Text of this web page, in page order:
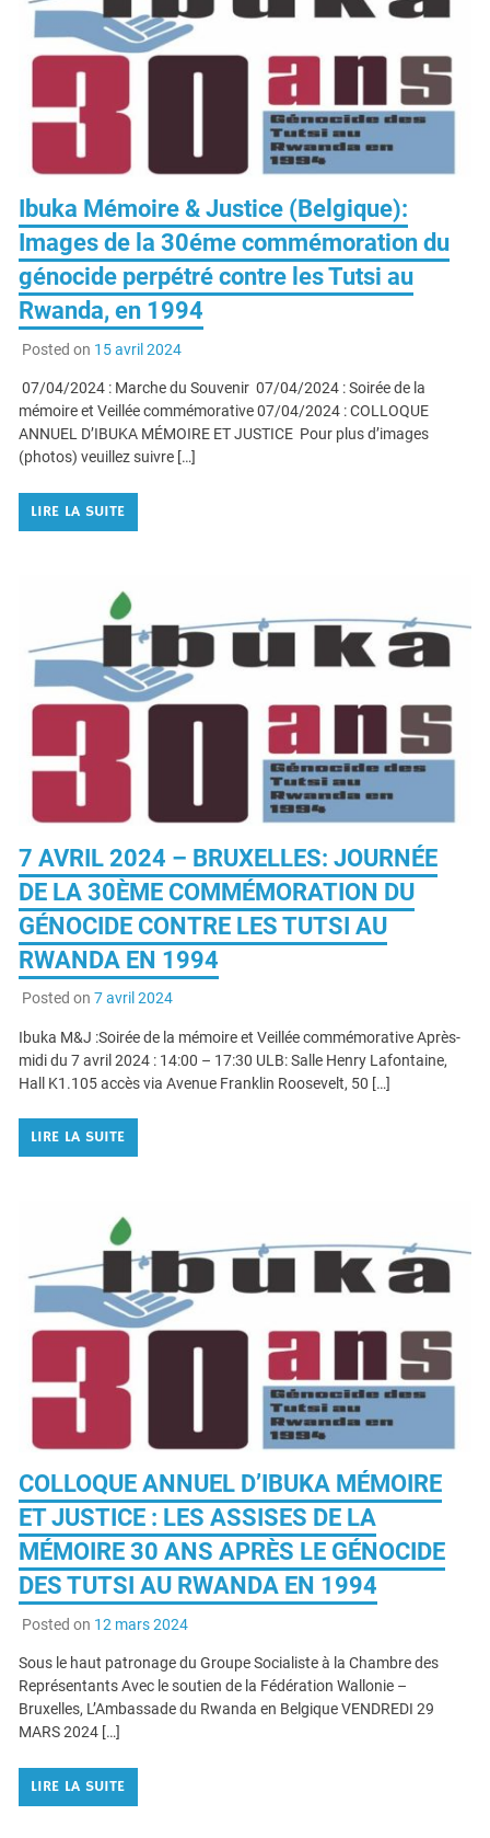
Ibuka Mémoire & Justice (Belgique):
Images de la 30éme commémoration du
génocide perpétré contre les Tutsi au
Posted on 15 avril 2024
07/04/2024 : Marche du Souvenir 07/04/2024 : Soirée de la
ANNUEL D’IBUKA MÉMOIRE ET JUSTICE Pour plus d’images
(photos) veuillez suivre […]
7 AVRIL 2024 – BRUXELLES: JOURNÉE
DE LA 30ÈME COMMÉMORATION DU
GÉNOCIDE CONTRE LES TUTSI AU
Posted on7 avril 2024
midi du 7 avril 2024 : 14:00 – 17:30 ULB: Salle Henry Lafontaine,
Hall K1.105 accès via Avenue Franklin Roosevelt, 50 […]
COLLOQUE ANNUEL D’IBUKA MÉMOIRE
ET JUSTICE : LES ASSISES DE LA
MÉMOIRE 30 ANS APRÈS LE GÉNOCIDE
Posted on12 mars 2024
Sous le haut patronage du Groupe Socialiste à la Chambre des
Bruxelles, L’Ambassade du Rwanda en Belgique VENDREDI 29
MARS 2024 […]